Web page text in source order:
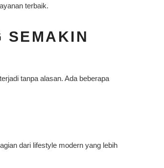
terbaik.
SEMAKIN
tanpa alasan. Ada beberapa
dari lifestyle modern yang lebih